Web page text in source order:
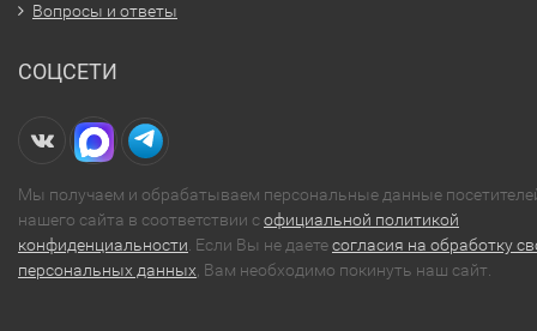
Вопросы и ответы
СОЦСЕТИ
Мы получаем и обрабатываем персональные данные
нашего сайта в соответствии софициальной политикой
конфиденциальности . Если Вы не даетесогласия на обработку
персональных данных , Вам необходимо покинуть наш сайт.